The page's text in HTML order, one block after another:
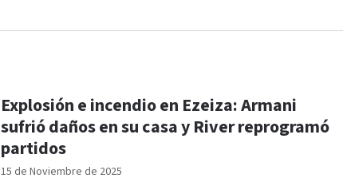
15 de Noviembre de 2025
Explosión e incendio en Ezeiza: Armani
sufrió daños en su casa y River reprogramó
partidos